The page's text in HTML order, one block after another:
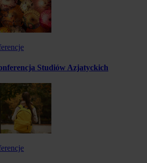
Studiów Azjatyckich